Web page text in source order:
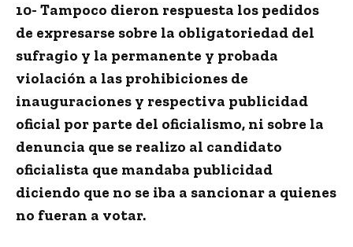
10- Tampoco dieron respuesta los pedidos
de expresarse sobre la obligatoriedad del
sufragio y la permanente y probada
violación a las prohibiciones de
inauguraciones y respectiva publicidad
oficial por parte del oficialismo, ni sobre la
denuncia que se realizo al candidato
oficialista que mandaba publicidad
diciendo que no se iba a sancionar a quienes
no fueran a votar.